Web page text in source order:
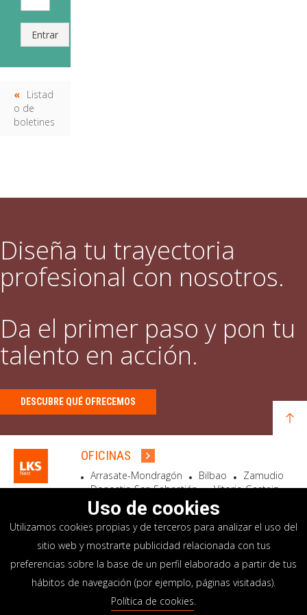
Entrar
Listad
o de
boletines
Diseña tu trayectoria
profesional con nosotros.
Da el primer paso y pon tu
talento en acción.
DESCUBRE QUÉ OFRECEMOS
OFICINAS
Arrasate-Mondragón Bilbao
Zamudio
Donostia-San Sebastián
Vitoria-Gasteiz
Madrid
El Astillero Bidart
SEDE SOCIAL
Goiru, 7 Arrasate-Mondragón
CP 20500 GIPUZKOA – SPAIN
+34 900 84 14 14
info@lksnext.com
Uso de cookies
Utilizamos cookies propias y de terceros para analizar el uso del
sitio web y mostrarte publicidad relacionada con tus
preferencias sobre la base de un perfil elaborado a partir de tus
hábitos de navegación (por ejemplo, páginas visitadas).
Política de cookies.